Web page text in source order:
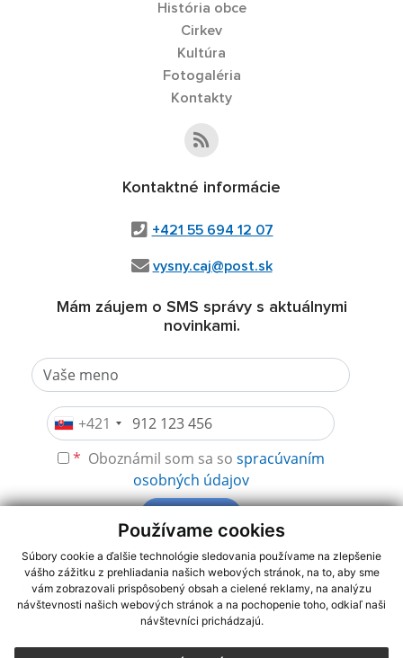
Používame cookies
Súbory cookie a ďalšie technológie sledovania používame na zlepšenie
vášho zážitku z prehliadania našich webových stránok, na to, aby sme
vám zobrazovali prispôsobený obsah a cielené reklamy, na analýzu
návštevnosti našich webových stránok a na pochopenie toho, odkiaľ naši
návštevníci prichádzajú.
História obce
Cirkev
Kultúra
Fotogaléria
Kontakty
Kontaktné informácie
+421 55 694 12 07
vysny.caj@post.sk
Mám záujem o SMS správy s aktuálnymi
novinkami.
+421
* Oboznámil som sa so spracúvaním
osobných údajov
využite možnosť získavania aktuálnych informácií s využitím RSS
CMS systém (redakčný) systém ECHELON 2,Mapa stránok,web
webhosting,webex.digital, s.r.o.,domény